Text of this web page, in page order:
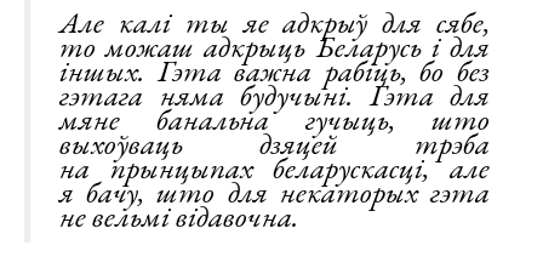
Але калі ты яе адкрыў для сябе,
то можаш адкрыць Беларусь і для
іншых. Гэта важна рабіць, бо без
гэтага няма будучыні. Гэта для
мяне банальна гучыць, што
выхоўваць дзяцей трэба
на прынцыпах беларускасці, але
я бачу, што для некаторых гэта
не вельмі відавочна.